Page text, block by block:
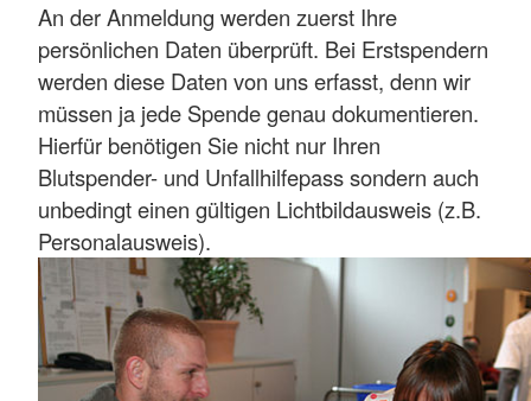
An der Anmeldung werden zuerst Ihre
persönlichen Daten überprüft. Bei Erstspendern
werden diese Daten von uns erfasst, denn wir
müssen ja jede Spende genau dokumentieren.
Hierfür benötigen Sie nicht nur Ihren
Blutspender- und Unfallhilfepass sondern auch
unbedingt einen gültigen Lichtbildausweis (z.B.
Personalausweis).